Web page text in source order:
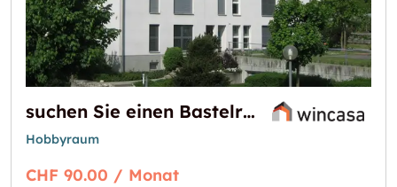
suchen Sie einen Bastelraum? Dann haben wir die Lösung!
Hobbyraum
CHF 90.00 / Monat